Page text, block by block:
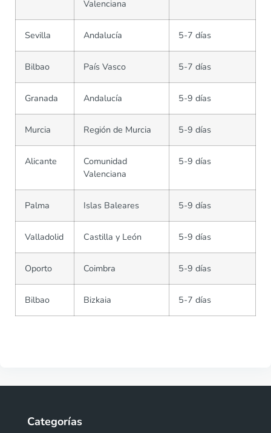
Valenciana
Sevilla Andalucía 5-7 días
Bilbao País Vasco 5-7 días
Granada Andalucía 5-9 días
Murcia Región de Murcia 5-9 días
Alicante
Comunidad
Valenciana
5-9 días
Palma Islas Baleares 5-9 días
Valladolid Castilla y León 5-9 días
Oporto Coimbra 5-9 días
Bilbao Bizkaia 5-7 días
Categorías